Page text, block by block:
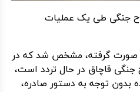
جنوب سیستان و بلوچستان از کشف ۷۷ قبضه سلاح جنگی طی یک عملیات
صورت گرفته، مشخص شد که در
جنگی قاچاق در حال تردد است،
بدون توجه به دستور صادره،